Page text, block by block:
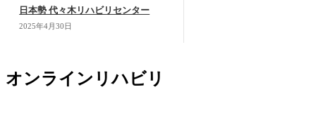
日本勢 代々木リハビリセンター
2025年4月30日
オンラインリハビリ